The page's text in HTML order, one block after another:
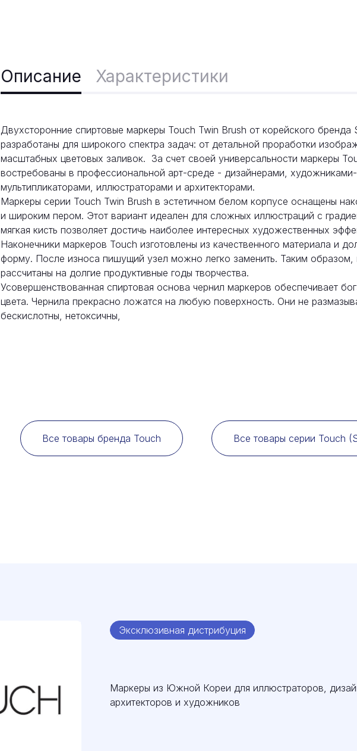
Описание Характеристики
Двухсторонние спиртовые маркеры Touch Twin Brush от корейского бренда
разработаны для широкого спектра задач: от детальной проработки
масштабных цветовых заливок. За счет своей универсальности маркеры
востребованы в профессиональной арт-среде - дизайнерами, художниками-
мультипликаторами, иллюстраторами и архитекторами.
Маркеры серии Touch Twin Brush в эстетичном белом корпусе оснащены
и широким пером. Этот вариант идеален для сложных иллюстраций с
мягкая кисть позволяет достичь наиболее интересных художественных
Наконечники маркеров Touch изготовлены из качественного материала и
форму. После износа пишущий узел можно легко заменить. Таким образом,
рассчитаны на долгие продуктивные годы творчества.
Усовершенствованная спиртовая основа чернил маркеров обеспечивает
цвета. Чернила прекрасно ложатся на любую поверхность. Они не
бескислотны, нетоксичны,
Все товары бренда Touch Все товары серии Touch
Эксклюзивная дистрибуция
Маркеры из Южной Кореи для иллюстраторов,
архитекторов и художников